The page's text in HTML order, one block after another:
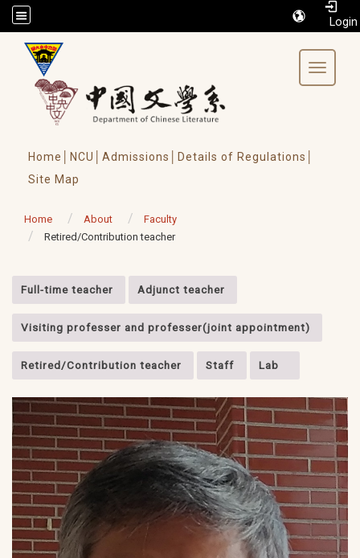
/accesskey"" title="Toolbar">:::
Toggle
Home│ NCU│ Admissions│
Details of Regulations│
Site Map
Home About
Faculty
Retired/Contribution teacher
Full-time teacher Adjunct teacher
Visiting professer and professer(joint appointment)
Retired/Contribution teacher Staff Lab